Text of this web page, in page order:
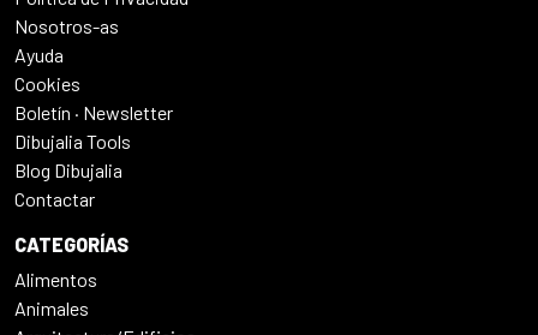
Nosotros-as
Ayuda
Cookies
Boletín · Newsletter
Dibujalia Tools
Blog Dibujalia
Contactar
CATEGORÍAS
Alimentos
Animales